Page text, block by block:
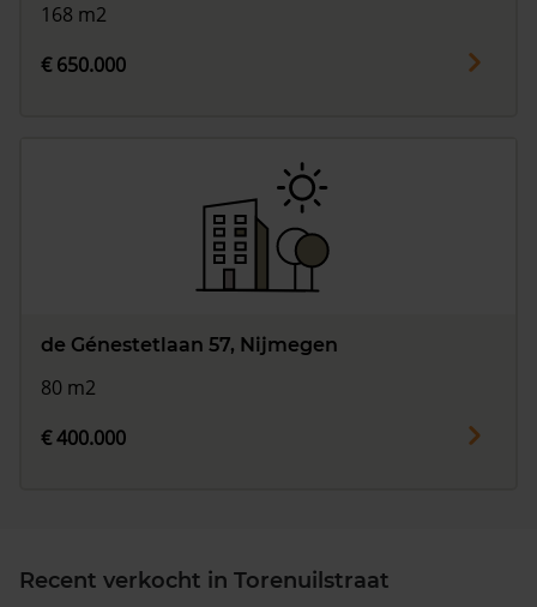
168 m2
€ 650.000
de Génestetlaan 57, Nijmegen
80 m2
€ 400.000
Recent verkocht in Torenuilstraat